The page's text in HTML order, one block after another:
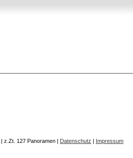
| z.Zt. 127 Panoramen | Datenschutz | Impressum